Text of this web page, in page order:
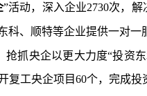
”活动，深入企业2730次，解
科、顺特等企业提供一对一
抢抓央企以更大力度“投资
复工央企项目60个，完成投